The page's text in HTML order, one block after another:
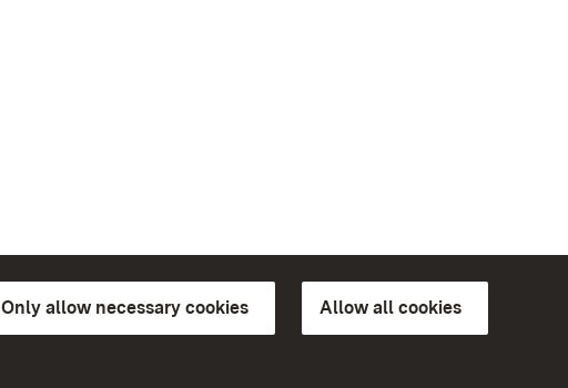
Only allow necessary cookies Allow all cookies